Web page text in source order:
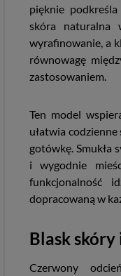
pięknie
skóra naturalna
wyrafinowanie, a
równowagę
zastosowaniem.
Ten model
ułatwia
gotówkę. Smukła
i wygodnie
funkcjonalność
dopracowaną w
Blask
Czerwony